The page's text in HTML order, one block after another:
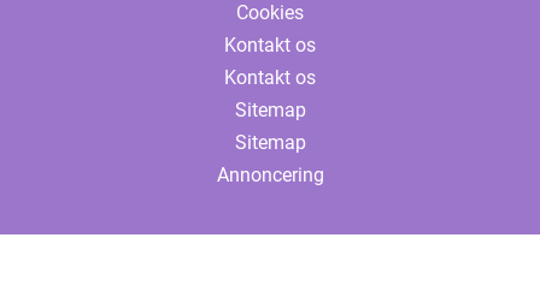
Cookies
Kontakt os
Kontakt os
Sitemap
Sitemap
Annoncering